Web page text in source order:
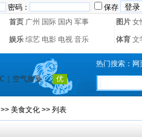
密码： 保存
首页 广州 国际 国内 军事 图片 女
娱乐 综艺 电影 电视 音乐 体育 文
热门搜索： 网
>> 美食文化 >> 列表